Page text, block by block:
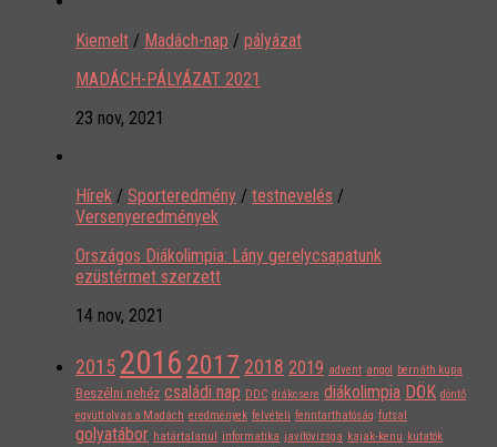
Kiemelt / Madách-nap / pályázat
MADÁCH-PÁLYÁZAT 2021
23 nov, 2021
Hírek / Sporteredmény / testnevelés /
Versenyeredmények
Országos Diákolimpia: Lány gerelycsapatunk
ezüstérmet szerzett
14 nov, 2021
2015 2016 2017 2018 2019 advent angol bernáth kupa
Beszélni nehéz családi nap DDC diákcsere diákolimpia DÖK döntő
együtt olvas a Madách eredmények felvételi fenntarthatóság futsal
golyatábor határtalanul informatika javítóvizsga kajak-kenu kutatók